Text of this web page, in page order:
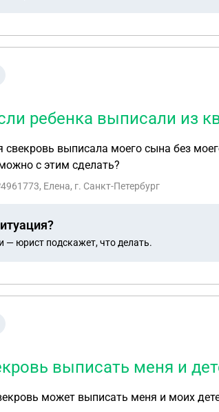
ребенка выписали из
свекровь выписала моего сына без
с этим сделать?
Елена, г. Санкт-Петербург
— юрист подскажет, что делать.
выписать меня и
может выписать меня и моих